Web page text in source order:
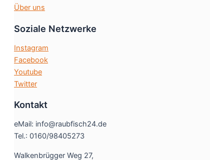
Über uns
Soziale Netzwerke
Instagram
Facebook
Youtube
Twitter
Kontakt
eMail: info@raubfisch24.de
Tel.: 0160/98405273
Walkenbrügger Weg 27,